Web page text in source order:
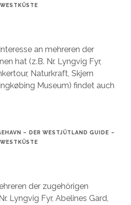
an mehreren der
hat (z.B. Nr. Lyngvig Fyr,
Naturkraft, Skjern
Museum) findet auch
– DER WESTJÜTLAND GUIDE –
der zugehörigen
Lyngvig Fyr, Abelines Gard,